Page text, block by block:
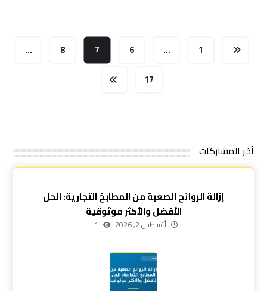
1
…
6
7
8
…
17
آخر المشاركات
إزالة الروائح الصعبة من المطابخ التجارية: الحل
الأفضل والأكثر موثوقية
أغسطس 2, 2026 1